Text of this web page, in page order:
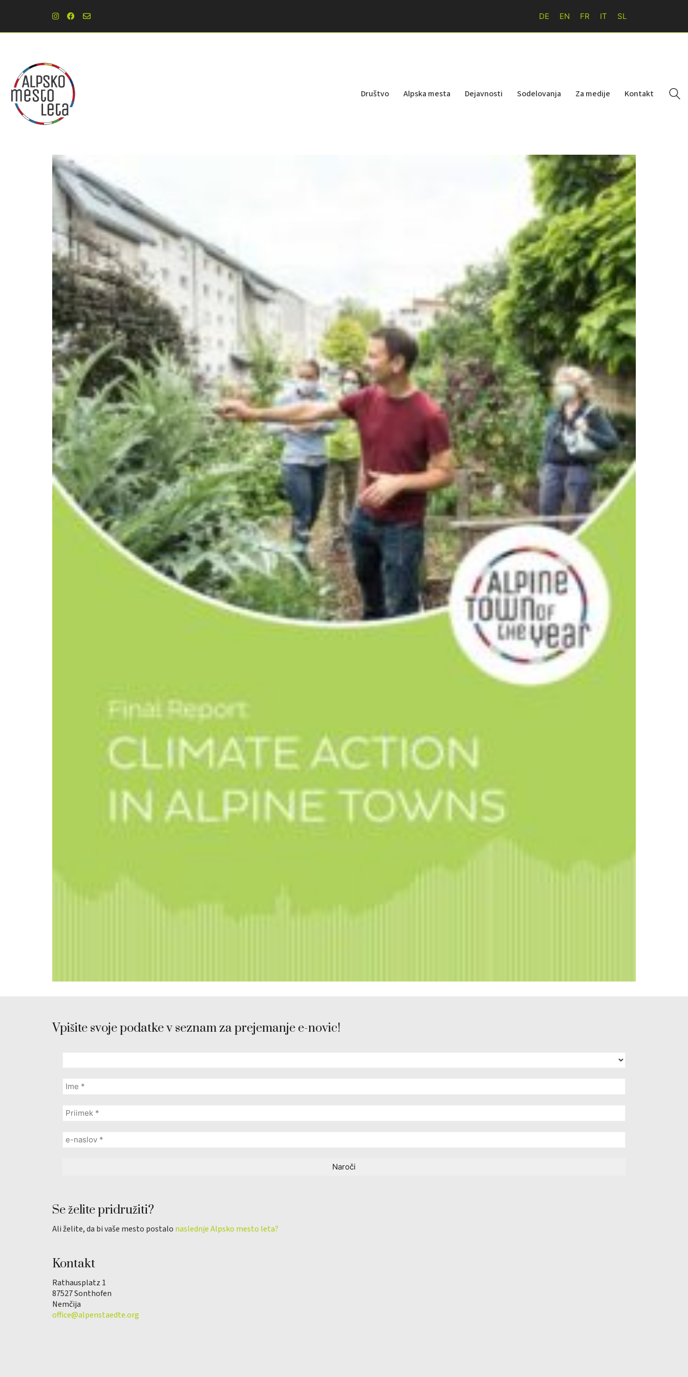
DE EN FR IT SL
Društvo Alpska mesta Dejavnosti Sodelovanja Za medije Kontakt
Vpišite svoje podatke v seznam za prejemanje e-novic!
Se želite pridružiti?
Ali želite, da bi vaše mesto postalo naslednje Alpsko mesto leta?
Kontakt
Rathausplatz 1
87527 Sonthofen
Nemčija
office@alpenstaedte.org